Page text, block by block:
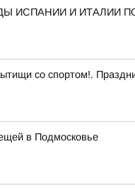
ИСПАНИИ И ИТАЛИИ
со спортом!.
в Подмосковье